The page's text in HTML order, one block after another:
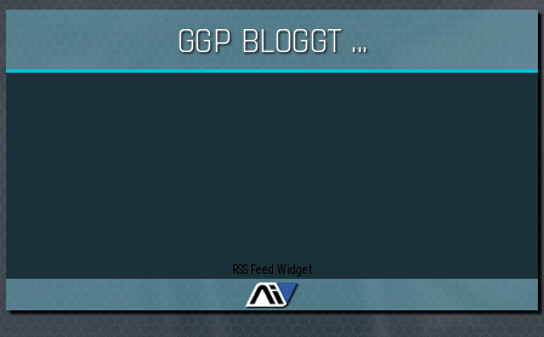
GGP BLOGGT ...
RSS Feed Widget